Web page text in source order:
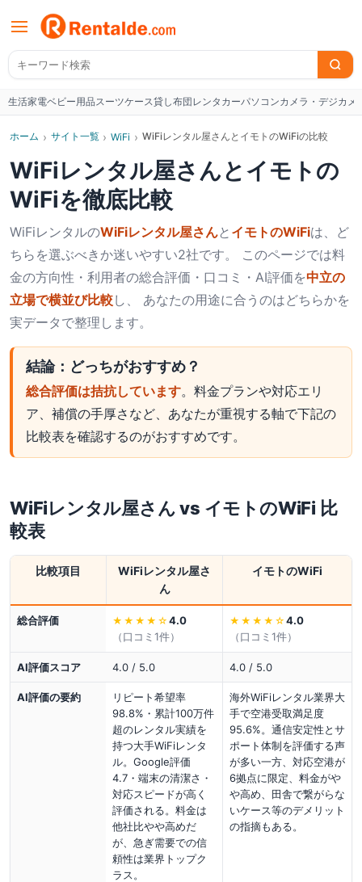
生活家電ベビー用品スーツケース貸し布団レンタカーパソコンカメラ・デジカメ
ホーム › サイト一覧 › WiFi › WiFiレンタル屋さんとイモトのWiFiの比較
WiFiレンタル屋さん とイモトの
WiFiを徹底比較
WiFiレンタルのWiFiレンタル屋さんと イモトのWiFiは、ど
ちらを選ぶべきか迷いやすい2社です。 このページでは料
金の方向性・利用者の総合評価・口コミ・AI評価を中立の
立場で横並び比較し、 あなたの用途に合うのはどちらかを
実データで整理します。
結論：どっちがおすすめ？
総合評価は拮抗しています。料金プランや対応エリ
ア、補償の手厚さなど、あなたが重視する軸で下記の
比較表を確認するのがおすすめです。
WiFiレンタル屋さんvs イモトのWiFi 比
較表
比較項目
WiFiレンタル屋さ
ん
イモトのWiFi
総合評価 ★★★★ ☆ 4.0
（口コミ 1件）
★★★★ ☆ 4.0
（口コミ 1件）
AI評価スコア 4.0 / 5.0 4.0 / 5.0
AI評価の要約
リピート希望率
98.8%・累計100万件
超のレンタル実績を
持つ大手WiFiレンタ
ル。Google評価
4.7・端末の清潔さ・
対応スピードが高く
評価される。料金は
他社比やや高めだ
が、急ぎ需要での信
頼性は業界トップク
ラス。
海外WiFiレンタル業界大
手で空港受取満足度
95.6%。通信安定性とサ
ポート体制を評価する声
が多い一方、対応空港が
6拠点に限定、料金がや
や高め、田舎で繋がらな
いケース等のデメリット
の指摘もある。